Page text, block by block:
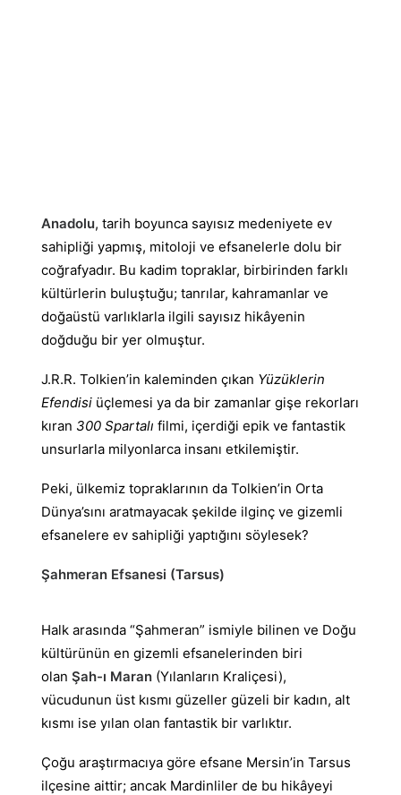
Anadolu, tarih boyunca sayısız medeniyete ev
sahipliği yapmış, mitoloji ve efsanelerle dolu bir
coğrafyadır. Bu kadim topraklar, birbirinden farklı
kültürlerin buluştuğu; tanrılar, kahramanlar ve
doğaüstü varlıklarla ilgili sayısız hikâyenin
doğduğu bir yer olmuştur.
J.R.R. Tolkien’in kaleminden çıkan Yüzüklerin
Efendisi üçlemesi ya da bir zamanlar gişe rekorları
kıran 300 Spartalı filmi, içerdiği epik ve fantastik
unsurlarla milyonlarca insanı etkilemiştir.
Peki, ülkemiz topraklarının da Tolkien’in Orta
Dünya’sını aratmayacak şekilde ilginç ve gizemli
efsanelere ev sahipliği yaptığını söylesek?
Şahmeran Efsanesi (Tarsus)
Halk arasında “Şahmeran” ismiyle bilinen ve Doğu
kültürünün en gizemli efsanelerinden biri
olan Şah-ı Maran (Yılanların Kraliçesi),
vücudunun üst kısmı güzeller güzeli bir kadın, alt
kısmı ise yılan olan fantastik bir varlıktır.
Çoğu araştırmacıya göre efsane Mersin’in Tarsus
ilçesine aittir; ancak Mardinliler de bu hikâyeyi